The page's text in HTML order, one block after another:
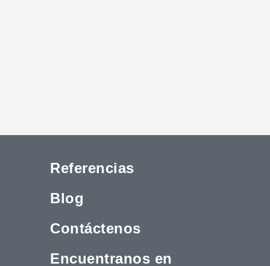
Referencias
Blog
Contáctenos
Encuentranos en